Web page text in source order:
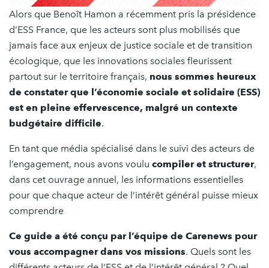
Alors que Benoît Hamon a récemment pris la présidence
d’ESS France, que les acteurs sont plus mobilisés que
jamais face aux enjeux de justice sociale et de transition
écologique, que les innovations sociales fleurissent
partout sur le territoire français, nous sommes heureux
de constater que l’économie sociale et solidaire (ESS)
est en pleine effervescence, malgré un contexte
budgétaire difficile.
En tant que média spécialisé dans le suivi des acteurs de
l’engagement, nous avons voulu compiler et structurer,
dans cet ouvrage annuel, les informations essentielles
pour que chaque acteur de l’intérêt général puisse mieux
comprendre
Ce guide a été conçu par l’équipe de Carenews pour
vous accompagner dans vos missions. Quels sont les